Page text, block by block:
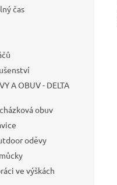
čas
A OBUV - DELTA
obuv
oděvy
ve výškách